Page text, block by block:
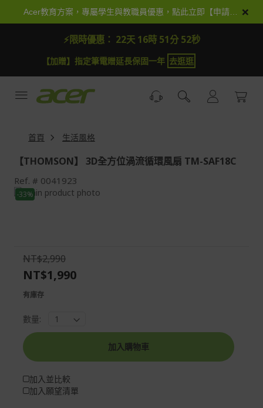
×
⚡限時優惠： 22天 16時 51分 51秒
【加抽】全館Acer商品登錄再抽iPhone 18試運氣
首頁 生活風格
【THOMSON】 3D全方位渦流循環風扇 TM-SAF18C
Ref. 0041923
Skip
to
images
gallery
-33%
Skip
the
images
NT$2,990
NT$1,990
有庫存
數量:
加入購物車
加入並比較
加入願望清單